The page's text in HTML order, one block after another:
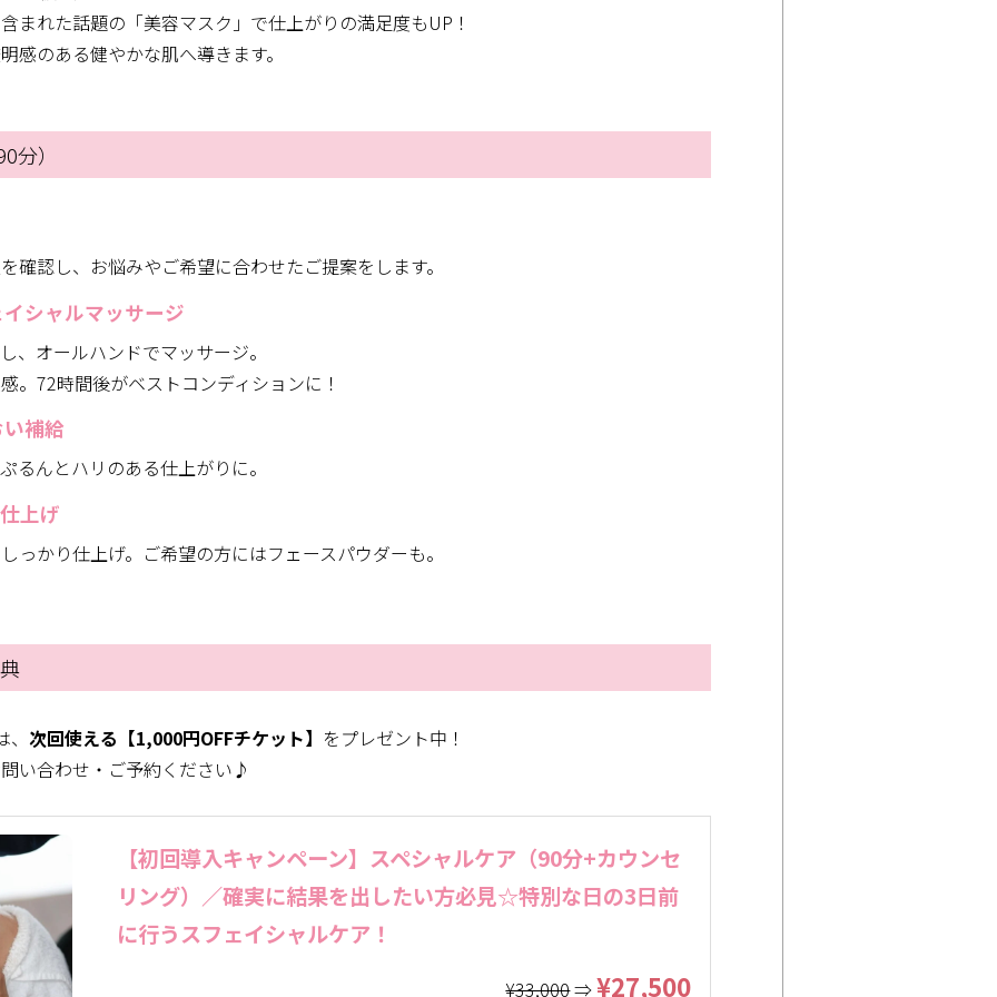
まれた話題の「美容マスク」で仕上がりの満足度もUP！
感のある健やかな肌へ導きます。
分）
確認し、お悩みやご希望に合わせたご提案をします。
シャルマッサージ
、オールハンドでマッサージ。
。72時間後がベストコンディションに！
補給
るんとハリのある仕上がりに。
上げ
っかり仕上げ。ご希望の方にはフェースパウダーも。
次回使える【1,000円OFFチケット】 をプレゼント中！
い合わせ・ご予約ください♪
【初回導入キャンペーン】スペシャルケア（90分+カウンセ
リング）／確実に結果を出したい方必見☆特別な日の3日前
に行うスフェイシャルケア！
¥33,000⇒¥27,500